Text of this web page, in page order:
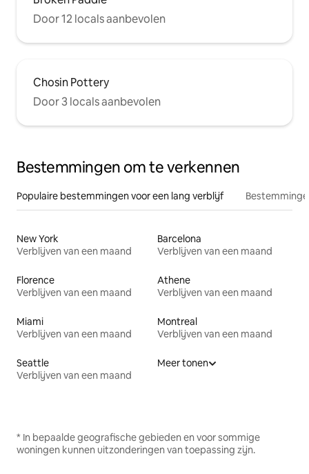
Door 12 locals aanbevolen
Chosin Pottery
Door 3 locals aanbevolen
Bestemmingen om te verkennen
Populaire bestemmingen voor een lang verblijf
New York
Verblijven van een maand
Barcelona
Verblijven van een maand
Florence
Verblijven van een maand
Athene
Verblijven van een maand
Miami
Verblijven van een maand
Montreal
Verblijven van een maand
Seattle
Verblijven van een maand
Meer tonen
* In bepaalde geografische gebieden en voor sommige
woningen kunnen uitzonderingen van toepassing zijn.